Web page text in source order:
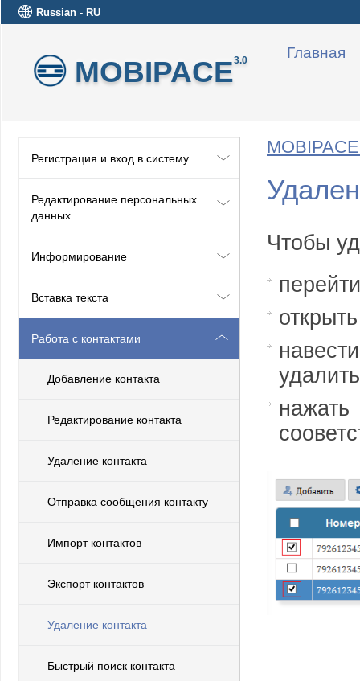
Russian - RU
MOBIPACE3.0 Главная
Регистрация и вход в систему
Редактирование персональных
данных
Информирование
Вставка текста
Работа с контактами
Добавление контакта
Редактирование контакта
Удаление контакта
Отправка сообщения контакту
Импорт контактов
Экспорт контактов
Удаление контакта
Быстрый поиск контакта
Чтобы